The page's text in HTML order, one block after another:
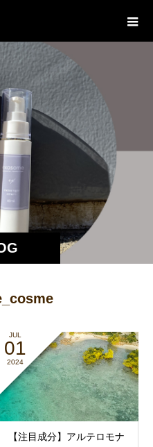
JUL
01
2024
【注目成分】アルテロモナ